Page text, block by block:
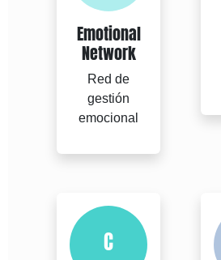
Emotional
Network
Red de
gestión
emocional
C